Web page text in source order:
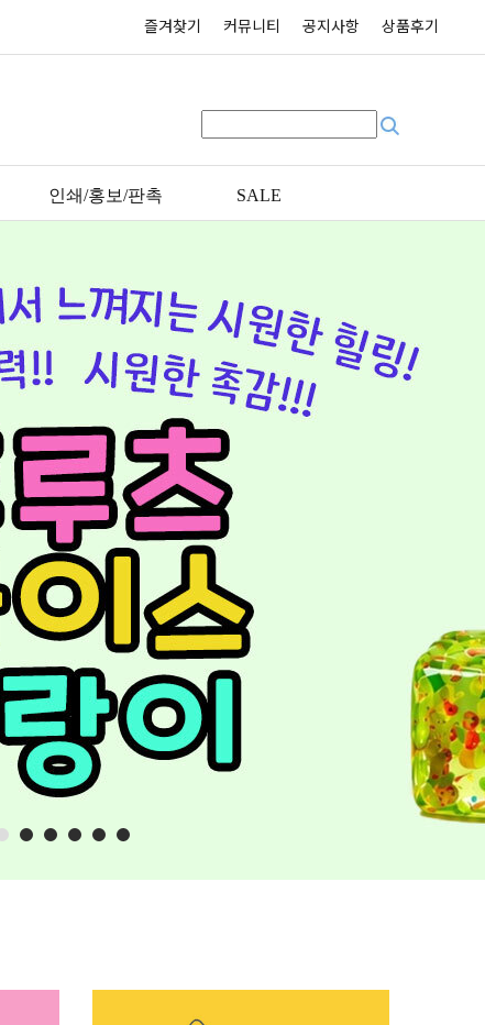
즐겨찾기 커뮤니티 공지사항 상품후기
인쇄/홍보/판촉 SALE